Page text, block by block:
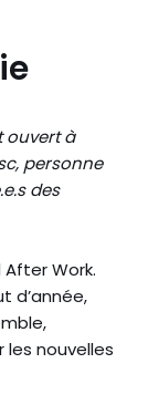
ouvert à
personne
des
Work.
d’année,
nouvelles